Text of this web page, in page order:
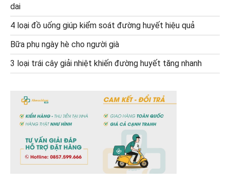
dai
4 loại đồ uống giúp kiểm soát đường huyết hiệu quả
Bữa phụ ngày hè cho người già
3 loại trái cây giải nhiệt khiến đường huyết tăng nhanh